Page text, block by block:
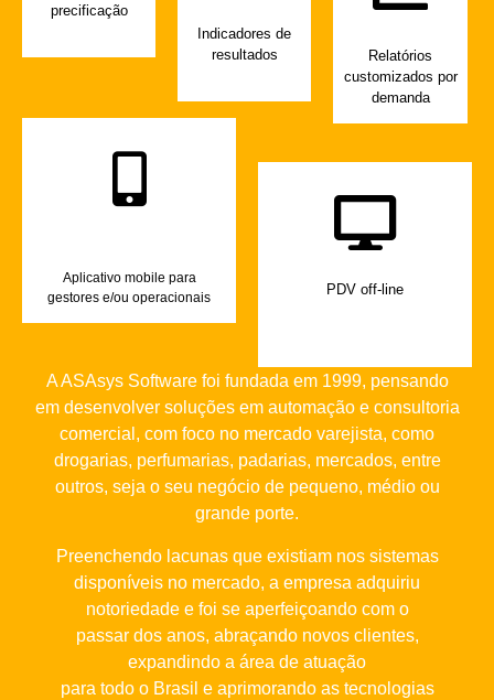
precificação
Indicadores de
resultados
Relatórios
customizados por
demanda
Aplicativo mobile para
gestores e/ou operacionais
PDV off-line
A ASAsys Software foi fundada em 1999, pensando
em desenvolver soluções em automação e consultoria
comercial, com foco no mercado varejista, como
drogarias, perfumarias, padarias, mercados, entre
outros, seja o seu negócio de pequeno, médio ou
grande porte.
Preenchendo lacunas que existiam nos sistemas
disponíveis no mercado, a empresa adquiriu
notoriedade e foi se aperfeiçoando com o
passar dos anos, abraçando novos clientes,
expandindo a área de atuação
para todo o Brasil e aprimorando as tecnologias